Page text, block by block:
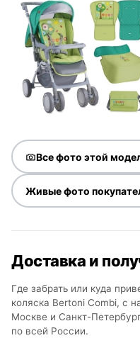
Все фото этой
Живые фото
Доставка и
Где забрать или куда
коляска Bertoni Combi, с
Москве и Санкт-
по всей России.